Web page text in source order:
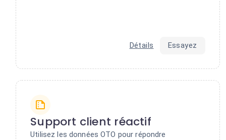
Détails Essayez
Support client réactif
Utilisez les données OTO pour répondre